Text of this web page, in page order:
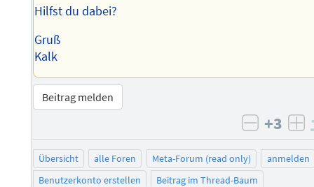
Hilfst du dabei?
Gruß
Kalk
Beitrag melden
negativ
+3
Übersicht alle Foren Meta-Forum (read only)
anmelden
Benutzerkonto erstellen
Beitrag im Thread-Baum